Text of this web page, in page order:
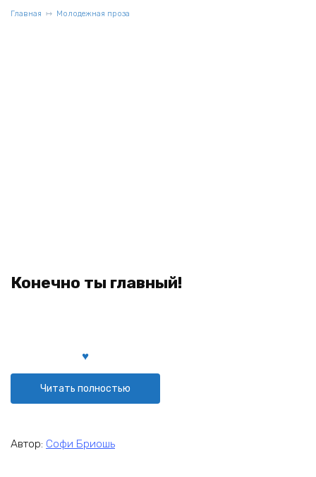
Главная Молодежная проза
Конечно ты главный!
Читать полностью
Автор: Софи Бриошь